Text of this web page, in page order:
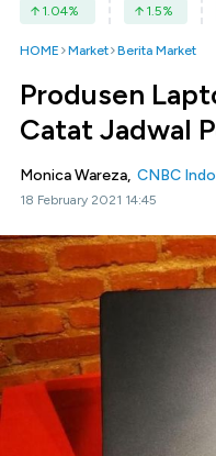
1.04% 1.5%
HOME Market Berita Market
Produsen
Catat Jadwal
Monica Wareza, CNBC
18 February 2021 14:45